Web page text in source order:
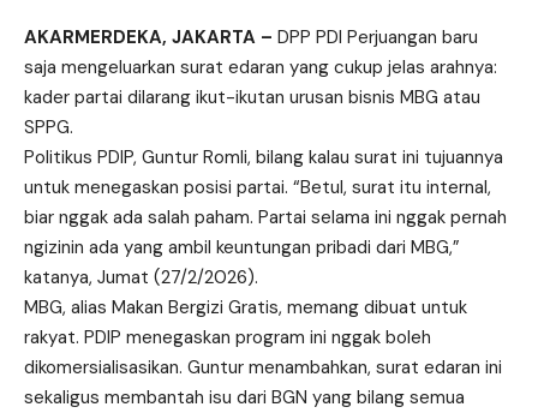
AKARMERDEKA, JAKARTA – DPP PDI Perjuangan baru
saja mengeluarkan surat edaran yang cukup jelas arahnya:
kader partai dilarang ikut-ikutan urusan bisnis MBG atau
SPPG.
Politikus PDIP, Guntur Romli, bilang kalau surat ini tujuannya
untuk menegaskan posisi partai. “Betul, surat itu internal,
biar nggak ada salah paham. Partai selama ini nggak pernah
ngizinin ada yang ambil keuntungan pribadi dari MBG,”
katanya, Jumat (27/2/2026).
MBG, alias Makan Bergizi Gratis, memang dibuat untuk
rakyat. PDIP menegaskan program ini nggak boleh
dikomersialisasikan. Guntur menambahkan, surat edaran ini
sekaligus membantah isu dari BGN yang bilang semua